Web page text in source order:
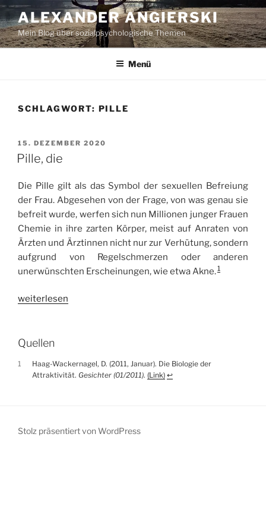
Zum
Inhalt
springen
ALEXANDER ANGIERSKI
Mein Blog über sozialpsychologische Themen
Menü
SCHLAGWORT: PILLE
VERÖFFENTLICHT
AM
15. DEZEMBER 2020
Pille, die
Die Pille gilt als das Symbol der sexuellen Befreiung
der Frau. Abgesehen von der Frage, von was genau sie
befreit wurde, werfen sich nun Millionen junger Frauen
Chemie in ihre zarten Körper, meist auf Anraten von
Ärzten und Ärztinnen nicht nur zur Verhütung, sondern
aufgrund von Regelschmerzen oder anderen
unerwünschten Erscheinungen, wie etwa Akne.1
„Pille,
weiterlesen
Quellen
1
Haag-Wackernagel, D. (2011, Januar). Die Biologie der
Attraktivität. Gesichter (01/2011). (Link) ↩︎
Stolz präsentiert von WordPress